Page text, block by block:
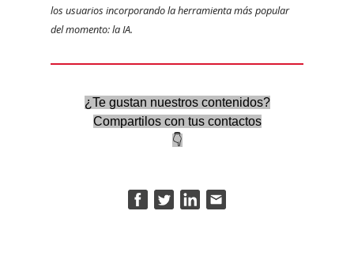
los usuarios incorporando la herramienta más popular
del momento: la IA.
¿Te gustan nuestros contenidos?
Compartilos con tus contactos
👇